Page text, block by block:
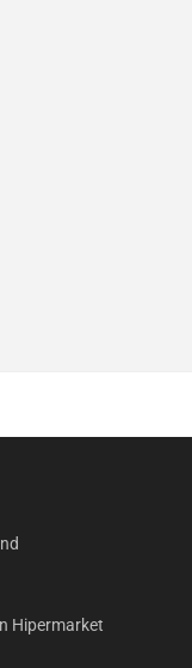
Hipermarket